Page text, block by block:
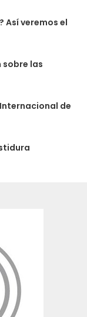
Así veremos el
las
de